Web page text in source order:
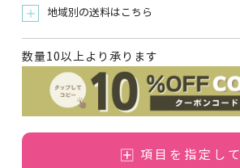
＋ 地域別の送料はこちら
数量10以上より承ります
項目を指定して